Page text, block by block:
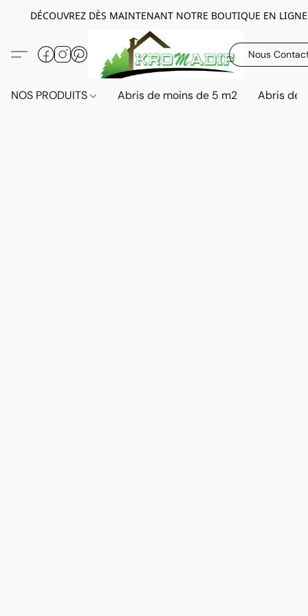
DÉCOUVREZ DÈS MAINTENANT NOTRE BOUTIQUE EN LIGNE
Nous
NOS PRODUITS Abris de moins de 5 m2 Abris de